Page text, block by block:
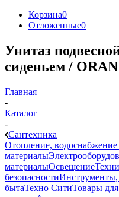
Корзина0
Отложенные0
Унитаз
сиденьем /
Главная
-
Каталог
-
Сантехника
Отопление,
материалы
материалыОсвещение
безопасностиИнструменты,
бытаТехно СитиТовары